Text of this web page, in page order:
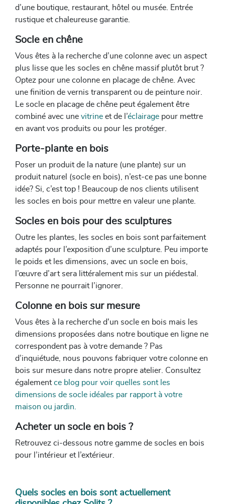
d’une boutique, restaurant, hôtel ou musée. Entrée
rustique et chaleureuse garantie.
Socle en chêne
Vous êtes à la recherche d’une colonne avec un aspect
plus lisse que les socles en chêne massif plutôt brut ?
Optez pour une colonne en placage de chêne. Avec
une finition de vernis transparent ou de peinture noir.
Le socle en placage de chêne peut également être
combiné avec une vitrine et de l’éclairage pour mettre
en avant vos produits ou pour les protéger.
Porte-plante en bois
Poser un produit de la nature (une plante) sur un
produit naturel (socle en bois), n’est-ce pas une bonne
idée? Si, c’est top ! Beaucoup de nos clients utilisent
les socles en bois pour mettre en valeur une plante.
Socles en bois pour des sculptures
Outre les plantes, les socles en bois sont parfaitement
adaptés pour l’exposition d’une sculpture. Peu importe
le poids et les dimensions, avec un socle en bois,
l’œuvre d’art sera littéralement mis sur un piédestal.
Personne ne pourrait l’ignorer.
Colonne en bois sur mesure
Vous êtes à la recherche d'un socle en bois mais les
dimensions proposées dans notre boutique en ligne ne
correspondent pas à votre demande ? Pas
d’inquiétude, nous pouvons fabriquer votre colonne en
bois sur mesure dans notre propre atelier. Consultez
égalementce blog pour voir quelles sont les
dimensions de socle idéales par rapport à votre
maison ou jardin.
Acheter un socle en bois ?
Retrouvez ci-dessous notre gamme de socles en bois
pour l’intérieur et l’extérieur.
Quels socles en bois sont actuellement